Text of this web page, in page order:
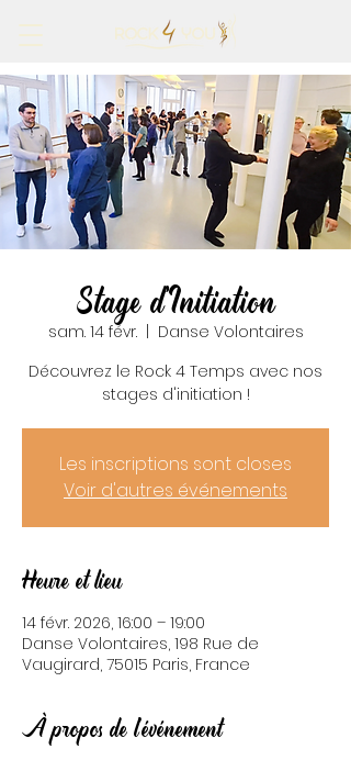
Stage d'Initiation
sam. 14 févr.
  |
Danse Volontaires
Découvrez le Rock 4 Temps avec nos
stages d'initiation !
Les inscriptions sont closes
Voir d'autres événements
Heure et lieu
14 févr. 2026, 16:00 – 19:00
Danse Volontaires, 198 Rue de
Vaugirard, 75015 Paris, France
À propos de l'événement